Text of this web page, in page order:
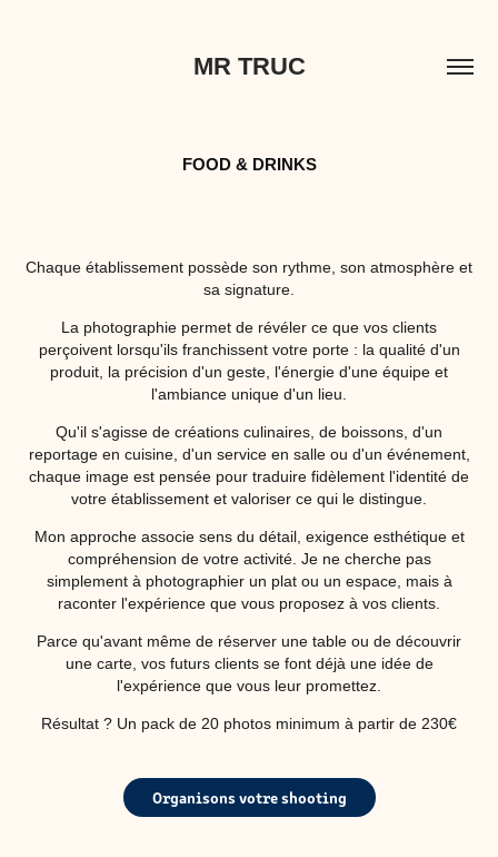
MR TRUC
FOOD & DRINKS
Chaque établissement possède son rythme, son atmosphère et
sa signature.
La photographie permet de révéler ce que vos clients
perçoivent lorsqu'ils franchissent votre porte : la qualité d'un
produit, la précision d'un geste, l'énergie d'une équipe et
l'ambiance unique d'un lieu.
Qu'il s'agisse de créations culinaires, de boissons, d'un
reportage en cuisine, d'un service en salle ou d'un événement,
chaque image est pensée pour traduire fidèlement l'identité de
votre établissement et valoriser ce qui le distingue.
Mon approche associe sens du détail, exigence esthétique et
compréhension de votre activité. Je ne cherche pas
simplement à photographier un plat ou un espace, mais à
raconter l'expérience que vous proposez à vos clients.
Parce qu'avant même de réserver une table ou de découvrir
une carte, vos futurs clients se font déjà une idée de
l'expérience que vous leur promettez.
Résultat ? Un pack de 20 photos minimum à partir de 230€
Organisons votre shooting